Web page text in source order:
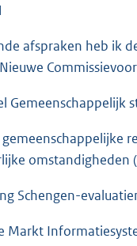
:
5
b
afspraken heb ik
Gemeenschappelijk
omstandigheden
Schengen-
Markt